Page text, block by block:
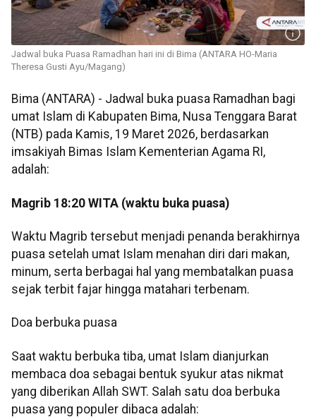
Jadwal buka Puasa Ramadhan hari ini di Bima (ANTARA HO-Maria
Theresa Gusti Ayu/Magang)
Bima (ANTARA) - Jadwal buka puasa Ramadhan bagi
umat Islam di Kabupaten Bima, Nusa Tenggara Barat
(NTB) pada Kamis, 19 Maret 2026, berdasarkan
imsakiyah Bimas Islam Kementerian Agama RI,
adalah:
Magrib 18:20 WITA (waktu buka puasa)
Waktu Magrib tersebut menjadi penanda berakhirnya
puasa setelah umat Islam menahan diri dari makan,
minum, serta berbagai hal yang membatalkan puasa
sejak terbit fajar hingga matahari terbenam.
Doa berbuka puasa
Saat waktu berbuka tiba, umat Islam dianjurkan
membaca doa sebagai bentuk syukur atas nikmat
yang diberikan Allah SWT. Salah satu doa berbuka
puasa yang populer dibaca adalah: